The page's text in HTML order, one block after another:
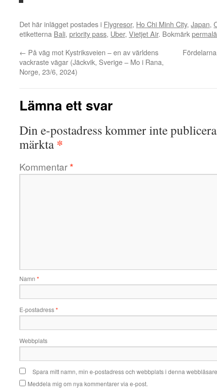
Det här inlägget postades i Flygresor, Ho Chi Minh City, Japan,
etiketterna Bali, priority pass, Uber, Vietjet Air. Bokmärk
← På väg mot Kystriksveien – en av världens
vackraste vägar (Jäckvik, Sverige – Mo i Rana,
Norge, 23/6, 2024)
Lämna ett svar
Din e-postadress kommer inte
märkta*
Kommentar*
Namn *
E-postadress*
Webbplats
Spara mitt namn, min e-postadress och webbplats i denna
Meddela mig om nya kommentarer via e-post.